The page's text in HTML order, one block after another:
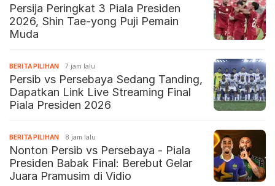
Persija Peringkat 3 Piala Presiden
2026, Shin Tae-yong Puji Pemain
Muda
BERITA PILIHAN 7 jam lalu
Persib vs Persebaya Sedang Tanding,
Dapatkan Link Live Streaming Final
Piala Presiden 2026
BERITA PILIHAN 8 jam lalu
Nonton Persib vs Persebaya - Piala
Presiden Babak Final: Berebut Gelar
Juara Pramusim di Vidio